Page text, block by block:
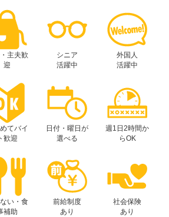
主夫歓
迎
シニア
活躍中
外国人
活躍中
てバイ
歓迎
日付・曜日が
選べる
週1日2時間か
らOK
い・食
補助
前給制度
あり
社会保険
あり